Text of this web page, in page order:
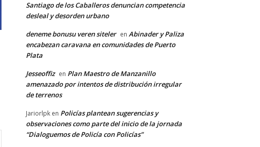
Santiago de los Caballeros denuncian competencia
desleal y desorden urbano
deneme bonusu veren siteler en Abinader y Paliza
encabezan caravana en comunidades de Puerto
Plata
Jesseoffiz en Plan Maestro de Manzanillo
amenazado por intentos de distribución irregular
de terrenos
Jariorlpk en Policías plantean sugerencias y
observaciones como parte del inicio de la jornada
“Dialoguemos de Policía con Policías”